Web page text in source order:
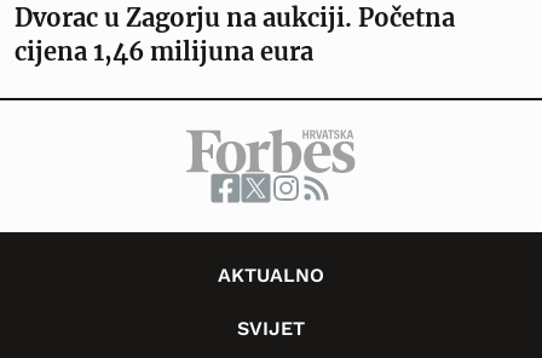
Dvorac u Zagorju na aukciji. Početna
cijena 1,46 milijuna eura
AKTUALNO
SVIJET